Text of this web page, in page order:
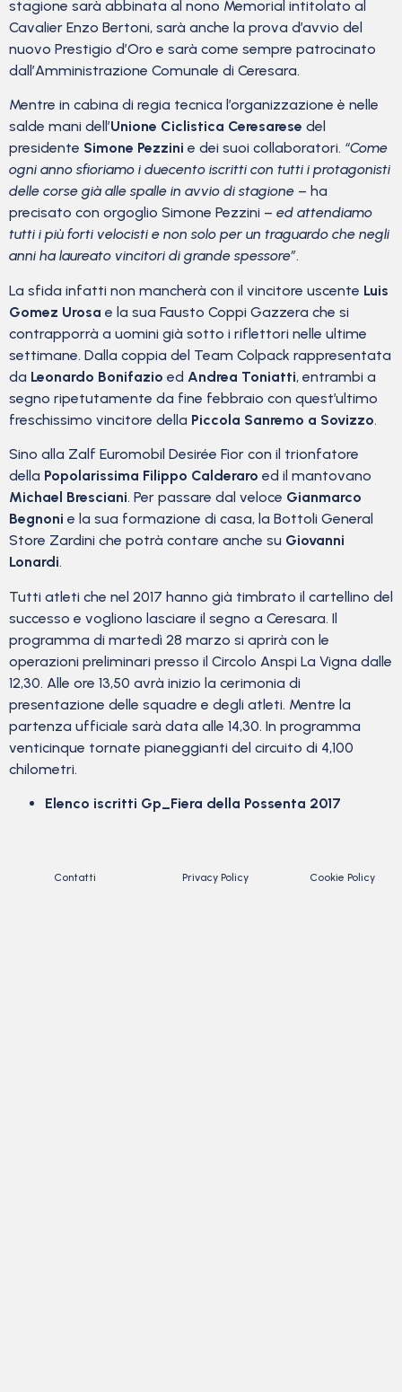
stagione sarà abbinata al nono Memorial intitolato al
Cavalier Enzo Bertoni, sarà anche la prova d’avvio del
nuovo Prestigio d’Oro e sarà come sempre patrocinato
dall’Amministrazione Comunale di Ceresara.
Mentre in cabina di regia tecnica l’organizzazione è nelle
salde mani dell’Unione Ciclistica Ceresarese del
presidente Simone Pezzini e dei suoi collaboratori. “Come
ogni anno sfioriamo i duecento iscritti con tutti i protagonisti
delle corse già alle spalle in avvio di stagione – ha
precisato con orgoglio Simone Pezzini – ed attendiamo
tutti i più forti velocisti e non solo per un traguardo che negli
anni ha laureato vincitori di grande spessore”.
La sfida infatti non mancherà con il vincitore uscente Luis
Gomez Urosa e la sua Fausto Coppi Gazzera che si
contrapporrà a uomini già sotto i riflettori nelle ultime
settimane. Dalla coppia del Team Colpack rappresentata
da Leonardo Bonifazio ed Andrea Toniatti, entrambi a
segno ripetutamente da fine febbraio con quest’ultimo
freschissimo vincitore della Piccola Sanremo a Sovizzo.
Sino alla Zalf Euromobil Desirée Fior con il trionfatore
della Popolarissima Filippo Calderaro ed il mantovano
Michael Bresciani. Per passare dal veloce Gianmarco
Begnoni e la sua formazione di casa, la Bottoli General
Store Zardini che potrà contare anche su Giovanni
Lonardi.
Tutti atleti che nel 2017 hanno già timbrato il cartellino del
successo e vogliono lasciare il segno a Ceresara. Il
programma di martedì 28 marzo si aprirà con le
operazioni preliminari presso il Circolo Anspi La Vigna dalle
12,30. Alle ore 13,50 avrà inizio la cerimonia di
presentazione delle squadre e degli atleti. Mentre la
partenza ufficiale sarà data alle 14,30. In programma
venticinque tornate pianeggianti del circuito di 4,100
chilometri.
Elenco iscritti Gp_Fiera della Possenta 2017
Contatti Privacy Policy Cookie Policy